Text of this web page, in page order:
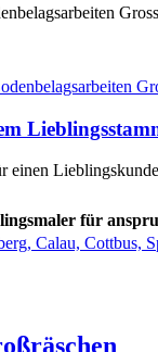
einen
für
Calau, Cottbus,